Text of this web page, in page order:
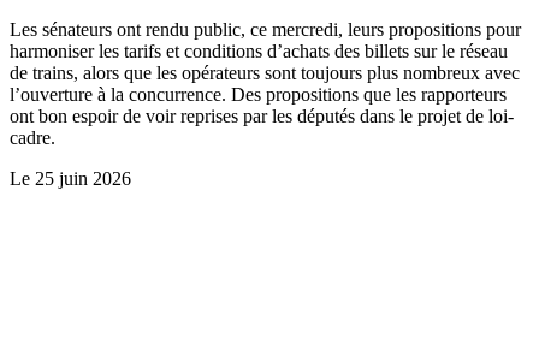
Les sénateurs ont rendu public, ce mercredi, leurs propositions pour
harmoniser les tarifs et conditions d’achats des billets sur le réseau
de trains, alors que les opérateurs sont toujours plus nombreux avec
l’ouverture à la concurrence. Des propositions que les rapporteurs
ont bon espoir de voir reprises par les députés dans le projet de loi-
cadre.
Le 25 juin 2026